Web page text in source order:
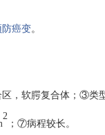
防癌变。
区，软腭复合体 ； ③类
2
； ⑦病程较长 。